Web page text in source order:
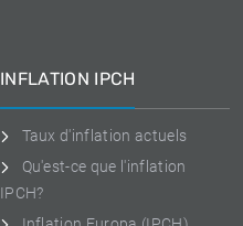
INFLATION IPCH
Taux d'inflation actuels
Qu'est-ce que l'inflation
IPCH?